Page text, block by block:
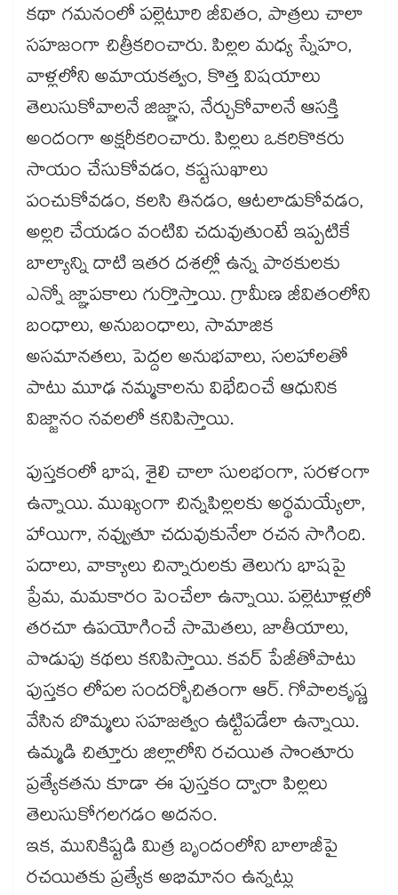
కథా గమనంలో పల్లెటూరి జీవితం, పాత్రలు చాలా
సహజంగా చిత్రీకరించారు. పిల్లల మధ్య స్నేహం,
వాళ్లలోని అమాయకత్వం, కొత్త విషయాలు
తెలుసుకోవాలనే జిజ్ఞాస, నేర్చుకోవాలనే ఆసక్తి
అందంగా అక్షరీకరించారు. పిల్లలు ఒకరికొకరు
సాయం చేసుకోవడం, కష్టసుఖాలు
పంచుకోవడం, కలసి తినడం, ఆటలాడుకోవడం,
అల్లరి చేయడం వంటివి చదువుతుంటే ఇప్పటికే
బాల్యాన్ని దాటి ఇతర దశల్లో ఉన్న పాఠకులకు
ఎన్నో జ్ఞాపకాలు గుర్తొస్తాయి. గ్రామీణ జీవితంలోని
బంధాలు, అనుబంధాలు, సామాజిక
అసమానతలు, పెద్దల అనుభవాలు, సలహాలతో
పాటు మూఢ నమ్మకాలను విభేదించే ఆధునిక
విజ్జానం నవలలో కనిపిస్తాయి.
పుస్తకంలో భాష, శైలి చాలా సులభంగా, సరళంగా
ఉన్నాయి. ముఖ్యంగా చిన్నపిల్లలకు అర్థమయ్యేలా,
హాయిగా, నవ్వుతూ చదువుకునేలా రచన సాగింది.
పదాలు, వాక్యాలు చిన్నారులకు తెలుగు భాషపై
ప్రేమ, మమకారం పెంచేలా ఉన్నాయి. పల్లెటూళ్లలో
తరచూ ఉపయోగించే సామెతలు, జాతీయాలు,
పొడుపు కథలు కనిపిస్తాయి. కవర్​ పేజీతోపాటు
పుస్తకం లోపల సందర్భోచితంగా ఆర్​. గోపాలకృష్ణ
వేసిన బొమ్మలు సహజత్వం ఉట్టిపడేలా ఉన్నాయి.
ఉమ్మడి చిత్తూరు జిల్లాలోని రచయిత సొంతూరు
ప్రత్యేకతను కూడా ఈ పుస్తకం ద్వారా పిల్లలు
తెలుసుకోగలగడం అదనం.
ఇక, మునికిష్టడి మిత్ర బృందంలోని బాలాజీపై
రచయితకు ప్రత్యేక అభిమానం ఉన్నట్లు